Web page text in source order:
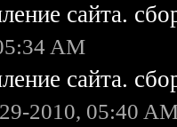
сайта.
AM
сайта.
2010, 05:40